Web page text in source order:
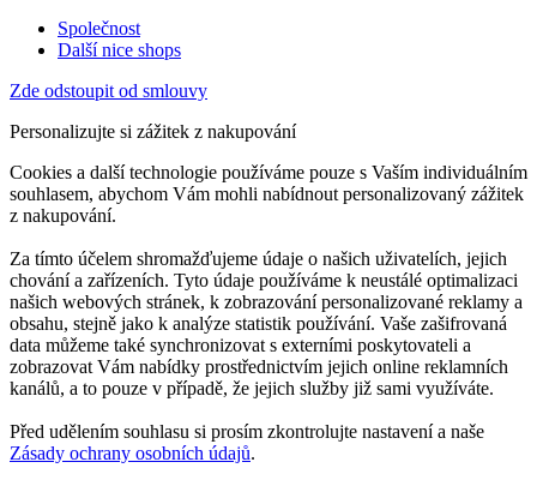
Společnost
Další nice shops
Zde odstoupit od smlouvy
Personalizujte si zážitek z nakupování
Cookies a další technologie používáme pouze s Vaším individuálním
souhlasem, abychom Vám mohli nabídnout personalizovaný zážitek
z nakupování.
Za tímto účelem shromažďujeme údaje o našich uživatelích, jejich
chování a zařízeních. Tyto údaje používáme k neustálé optimalizaci
našich webových stránek, k zobrazování personalizované reklamy a
obsahu, stejně jako k analýze statistik používání. Vaše zašifrovaná
data můžeme také synchronizovat s externími poskytovateli a
zobrazovat Vám nabídky prostřednictvím jejich online reklamních
kanálů, a to pouze v případě, že jejich služby již sami využíváte.
Před udělením souhlasu si prosím zkontrolujte nastavení a naše
Zásady ochrany osobních údajů.